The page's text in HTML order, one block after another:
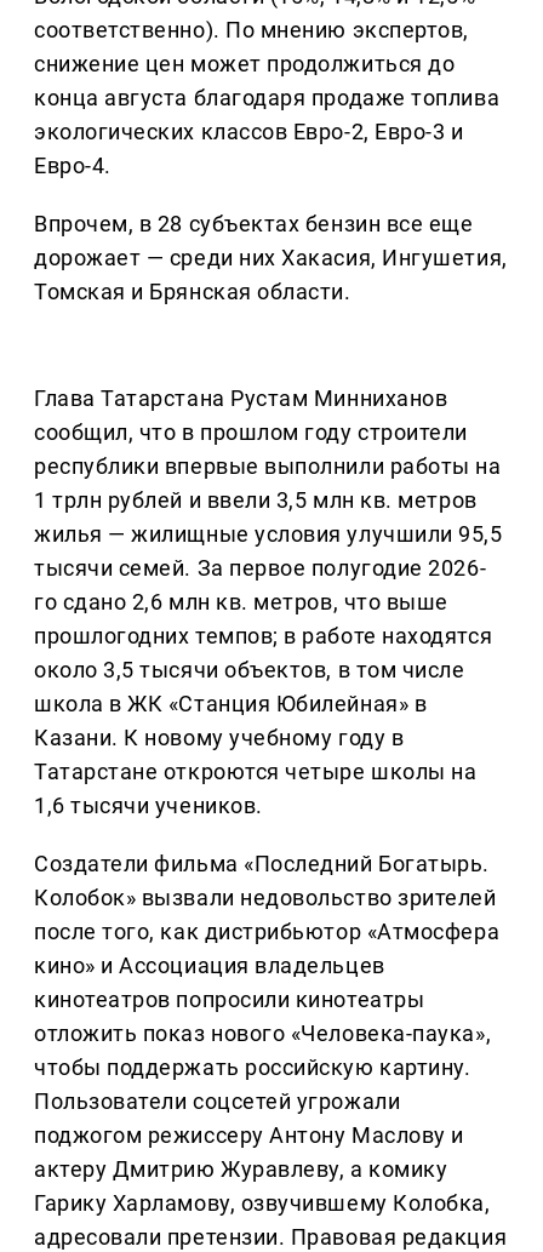
соответственно). По мнению экспертов,
снижение цен может продолжиться до
конца августа благодаря продаже топлива
экологических классов Евро-2, Евро-3 и
Евро-4.
Впрочем, в 28 субъектах бензин все еще
дорожает — среди них Хакасия, Ингушетия,
Томская и Брянская области.
Глава Татарстана Рустам Минниханов
сообщил, что в прошлом году строители
республики впервые выполнили работы на
1 трлн рублей и ввели 3,5 млн кв. метров
жилья — жилищные условия улучшили 95,5
тысячи семей. За первое полугодие 2026-
го сдано 2,6 млн кв. метров, что выше
прошлогодних темпов; в работе находятся
около 3,5 тысячи объектов, в том числе
школа в ЖК «Станция Юбилейная» в
Казани. К новому учебному году в
Татарстане откроются четыре школы на
1,6 тысячи учеников.
Создатели фильма «Последний Богатырь.
Колобок» вызвали недовольство зрителей
после того, как дистрибьютор «Атмосфера
кино» и Ассоциация владельцев
кинотеатров попросили кинотеатры
отложить показ нового «Человека-паука»,
чтобы поддержать российскую картину.
Пользователи соцсетей угрожали
поджогом режиссеру Антону Маслову и
актеру Дмитрию Журавлеву, а комику
Гарику Харламову, озвучившему Колобка,
адресовали претензии. Правовая редакция